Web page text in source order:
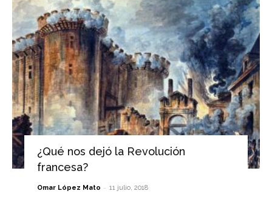
¿Qué nos dejó la Revolución
francesa?
Omar López Mato - 11 julio, 2018